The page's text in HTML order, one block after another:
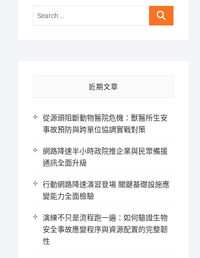
Search
近期文章
從源頭阻斷動物醫院危機：獸醫所生安
事故預防與跨單位協調實戰對策
網路降速半小時政院推企業與民眾備援
通訊全面升級
行動網路降速演習登場 關鍵基礎設施應
變能力全面檢驗
演練不只是流程跑一遍：如何驗證生物
安全事故應變程序與資源配置的完整韌
性